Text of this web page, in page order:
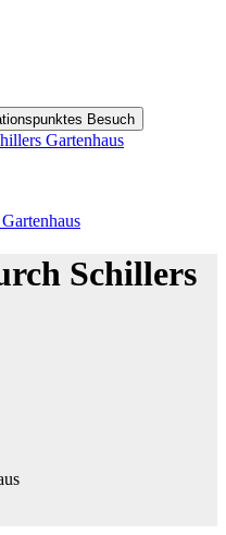
Besuch
Gartenhaus
Schillers